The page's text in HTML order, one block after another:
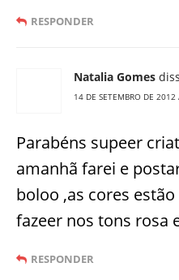
RESPONDER
Natalia Gomes
14 DE SETEMBRO DE 2012
Parabéns supeer
amanhã farei e
boloo ,as cores
fazeer nos tons rosa
RESPONDER